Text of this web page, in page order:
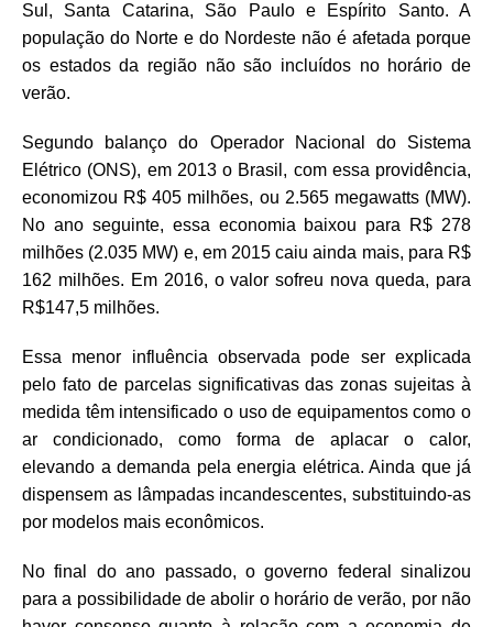
Sul, Santa Catarina, São Paulo e Espírito Santo. A
população do Norte e do Nordeste não é afetada porque
os estados da região não são incluídos no horário de
verão.
Segundo balanço do Operador Nacional do Sistema
Elétrico (ONS), em 2013 o Brasil, com essa providência,
economizou R$ 405 milhões, ou 2.565 megawatts (MW).
No ano seguinte, essa economia baixou para R$ 278
milhões (2.035 MW) e, em 2015 caiu ainda mais, para R$
162 milhões. Em 2016, o valor sofreu nova queda, para
R$147,5 milhões.
Essa menor influência observada pode ser explicada
pelo fato de parcelas significativas das zonas sujeitas à
medida têm intensificado o uso de equipamentos como o
ar condicionado, como forma de aplacar o calor,
elevando a demanda pela energia elétrica. Ainda que já
dispensem as lâmpadas incandescentes, substituindo-as
por modelos mais econômicos.
No final do ano passado, o governo federal sinalizou
para a possibilidade de abolir o horário de verão, por não